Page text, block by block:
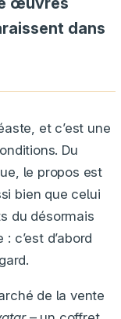
dans
et c’est une
Du
le propos est
bien que celui
du désormais
c’est d’abord
de la vente